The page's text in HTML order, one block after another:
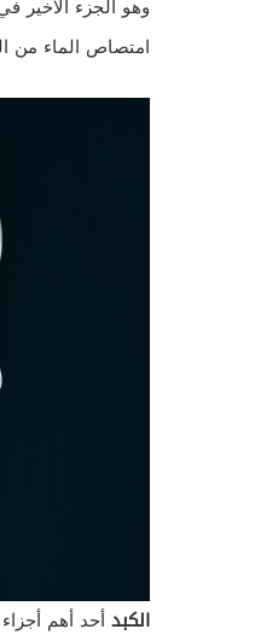
امتصاص الماء من
الكبدأحد أهم